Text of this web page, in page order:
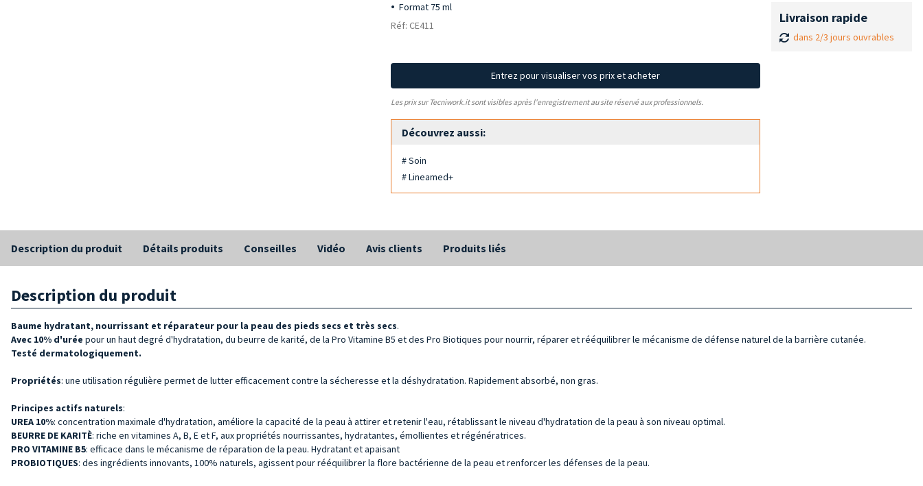
Format 75 ml
Réf: CE411
Entrez pour visualiser vos prix et acheter
Les prix sur Tecniwork.it sont visibles après l'enregistrement au site réservé aux professionnels.
Découvrez aussi:
# Soin
# Lineamed+
Livraison rapide
dans 2/3 jours ouvrables
Description du produit Détails produits Conseilles Vidéo Avis clients Produits liés
Description du produit
Baume hydratant, nourrissant et réparateur pour la peau des pieds secs et très secs.
Avec 10% d'urée pour un haut degré d'hydratation, du beurre de karité, de la Pro Vitamine B5 et des Pro Biotiques pour nourrir, réparer et rééquilibrer le mécanisme de défense naturel de la barrière cutanée.
Testé dermatologiquement.
Propriétés: une utilisation régulière permet de lutter efficacement contre la sécheresse et la déshydratation. Rapidement absorbé, non gras.
Principes actifs naturels:
UREA 10%: concentration maximale d'hydratation, améliore la capacité de la peau à attirer et retenir l'eau, rétablissant le niveau d'hydratation de la peau à son niveau optimal.
BEURRE DE KARITÈ: riche en vitamines A, B, E et F, aux propriétés nourrissantes, hydratantes, émollientes et régénératrices.
PRO VITAMINE B5: efficace dans le mécanisme de réparation de la peau. Hydratant et apaisant
PROBIOTIQUES: des ingrédients innovants, 100% naturels, agissent pour rééquilibrer la flore bactérienne de la peau et renforcer les défenses de la peau.